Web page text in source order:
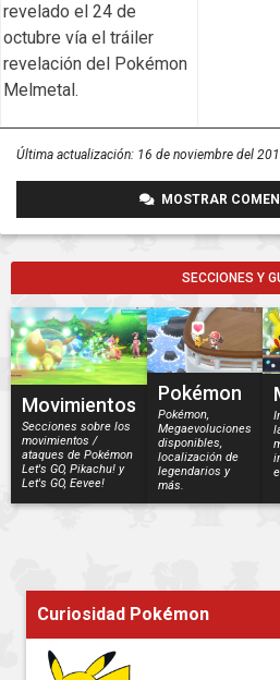
revelado el 24 de
octubre vía el tráiler
revelación del Pokémon
Melmetal.
Última actualización: 16 de noviembre del
MOSTRAR
SECCIONES Y
Movimientos
Secciones sobre los
movimientos /
ataques de Pokémon
Let's GO, Pikachu! y
Let's GO, Eevee!
Pokémon
Pokémon,
Megaevoluciones
disponibles,
localización de
legendarios y
más.
Curiosidad Pokémon